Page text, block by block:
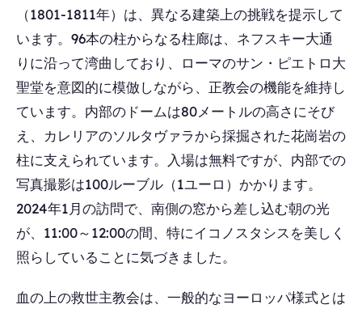
（1801-1811年）は、異なる建築上の挑戦を提示して
います。96本の柱からなる柱廊は、ネフスキー大通
りに沿って湾曲しており、ローマのサン・ピエトロ大
聖堂を意図的に模倣しながら、正教会の機能を維持し
ています。内部のドームは80メートルの高さにそび
え、カレリアのソルタヴァラから採掘された花崗岩の
柱に支えられています。入場は無料ですが、内部での
写真撮影は100ルーブル（1ユーロ）かかります。
2024年1月の訪問で、南側の窓から差し込む朝の光
が、11:00～12:00の間、特にイコノスタシスを美しく
照らしていることに気づきました。
血の上の救世主教会は、一般的なヨーロッパ様式とは